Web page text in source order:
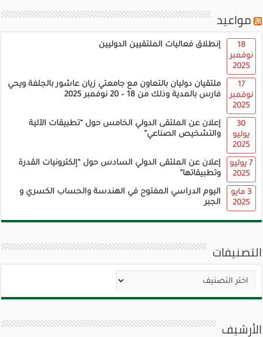
مواعيد
إنطلاق فعاليات الملتقيين الدوليين
18
نوفمبر
2025
ملتقيان دوليان بالتعاون مع جامعتي زيان عاشور بالجلفة ويحي
فارس بالمدية وذلك من 18 – 20 نوفمبر 2025
17
نوفمبر
2025
إعلان عن الملتقى الدولي الخامس حول “تطبيقات الآلية
والتشخيص الصناعي”
30
يوليو
2025
إعلان عن الملتقى الدولي السادس حول “إلكترونيات القدرة
وتطبيقاتها”
7 يوليو
2025
اليوم الدراسي المفتوح في الهندسة والحساب الكسري و
الجبر
3 مايو
2025
التصنيفات
التصنيفات
الأرشيف